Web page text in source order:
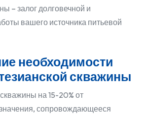
– залог долговечной и
вашего источника питьевой
необходимости
скважины
на 15-20% от
сопровождающееся